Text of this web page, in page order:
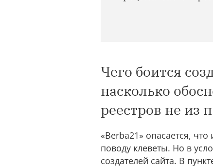
Чего боится
насколько
реестров не из
«Berba21» опасается,
поводу клеветы. Но в
создателей сайта. В